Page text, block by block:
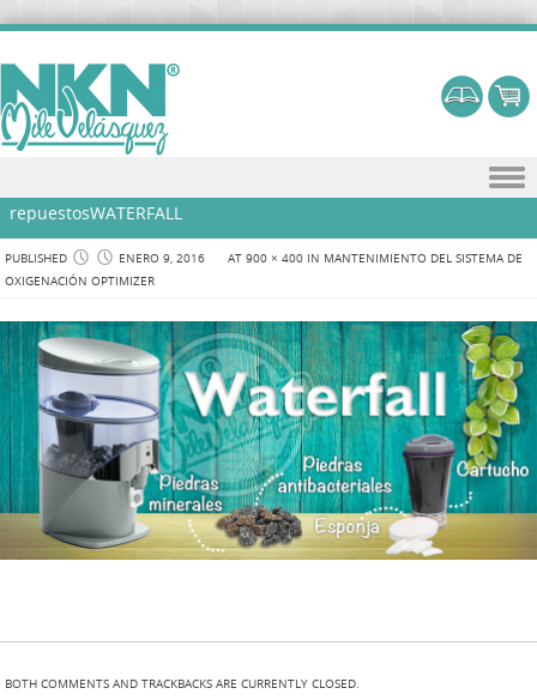
Skip to content
repuestosWATERFALL
PUBLISHED ENERO 9, 2016 AT 900 × 400 IN MANTENIMIENTO DEL SISTEMA DE
OXIGENACIÓN OPTIMIZER
BOTH COMMENTS AND TRACKBACKS ARE CURRENTLY CLOSED.